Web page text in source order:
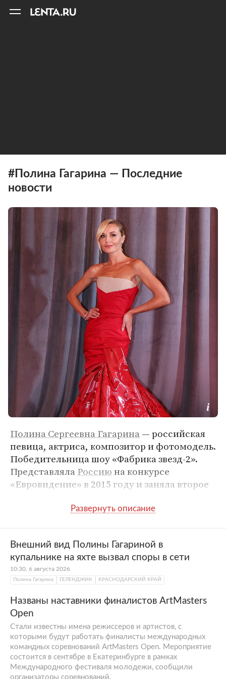
#Полина Гагарина — Последние
новости
Полина Сергеевна Гагарина— российская
певица, актриса, композитор и фотомодель.
Победительница шоу «Фабрика звезд-2».
ПредставлялаРоссиюна конкурсе
«Евровидение» в 2015 году и заняла второе
Полина Гагарина — настоящее имя певицы.
Она родилась в
семьеврача Сергея Гагарина и балерины
Екатерины Мучкаевой. Первые годы жизни
Полина провела в
Греции
году Мучкаева подписала контракт с
продюсером балета «Алсос» в Афинах.
Первый класс Полина Гагарина окончила в
местной школе, где освоила греческий
Внешний вид Полины Гагариной в
купальнике на яхте вызвал споры в сети
10:30, 6 августа 2026
Полина Гагарина ГЕЛЕНДЖИК КРАСНОДАРСКИЙ КРАЙ
Названы наставники финалистов ArtMasters
Open
Стали известны имена режиссеров и артистов, с
которыми будут работать финалисты международных
командных соревнований ArtMasters Open. Мероприятие
состоится в сентябре в Екатеринбурге в рамках
Международного фестиваля молодежи, сообщили
организаторы соревнований.